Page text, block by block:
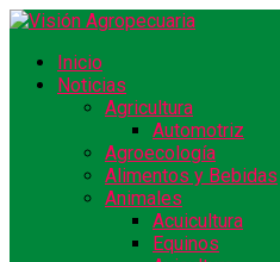
Inicio
Noticias
Agricultura
Automotriz
Agroecología
Alimentos y Bebidas
Animales
Acuicultura
Equinos